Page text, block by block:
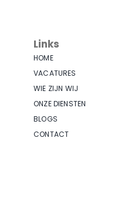
Links
HOME
VACATURES
WIE ZIJN WIJ
ONZE DIENSTEN
BLOGS
CONTACT